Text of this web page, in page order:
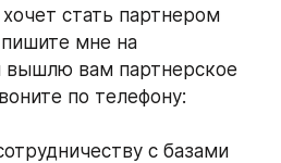
стать партнером
мне на
вышлю вам партнерское
по телефону:
с базами